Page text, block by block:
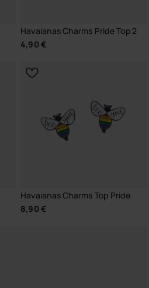
Havaianas Charms Pride Top 2
4,90 €
Havaianas Charms Top Pride
8,90 €